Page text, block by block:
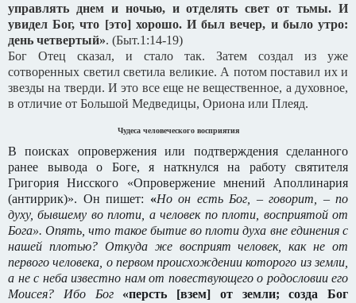
управлять днем и ночью, и отделять свет от тьмы. И
увидел Бог, что [это] хорошо. И был вечер, и было утро:
день четвертый». (Быт.1:14-19)
Бог Отец сказал, и стало так. Затем создал из уже
сотворенных светил светила великие. А потом поставил их и
звезды на тверди. И это все еще не вещественное, а духовное,
в отличие от Большой Медведицы, Ориона или Плеяд.
Чудеса человеческого восприятия
В поисках опровержения или подтверждения сделанного
ранее вывода о Боге, я наткнулся на работу святителя
Григория Нисского «Опровержение мнений Аполлинария
(антиррик)». Он пишет: «Но он есть Бог, – говорит, – по
духу, бывшему во плоти, а человек по плоти, восприятой от
Бога». Опять, что такое бытие во плоти духа вне единения с
нашей плотью? Откуда же восприят человек, как не от
первого человека, о первом происхождении которого из земли,
а не с неба известно нам от повествующего о родословии его
Моисея? Ибо Бог «персть [взем] от земли; созда Бог